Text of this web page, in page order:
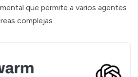
que permite a varios agentes
complejas.